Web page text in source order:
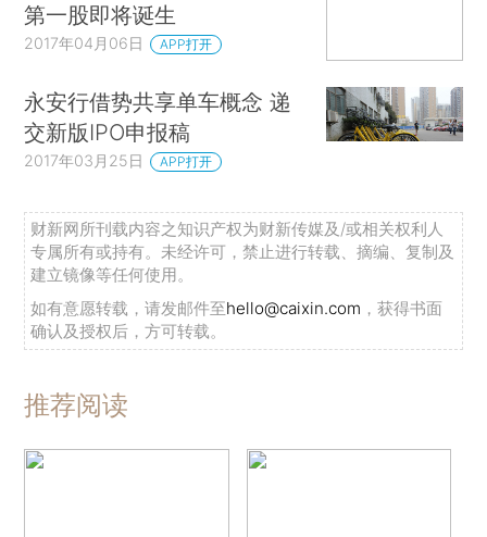
第一股即将诞生
2017年04月06日 APP打开
永安行借势共享单车概念 递
交新版IPO申报稿
2017年03月25日 APP打开
财新网所刊载内容之知识产权为财新传媒及/或相关权利人
专属所有或持有。未经许可，禁止进行转载、摘编、复制及
建立镜像等任何使用。
如有意愿转载，请发邮件至hello@caixin.com ，获得书面
确认及授权后，方可转载。
推荐阅读